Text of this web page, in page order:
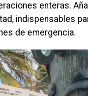
enteras.
indispensables
de emergencia.